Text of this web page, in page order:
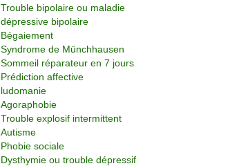
Trouble bipolaire ou maladie
dépressive bipolaire
Bégaiement
Syndrome de Münchhausen
Sommeil réparateur en 7 jours
Prédiction affective
ludomanie
Agoraphobie
Trouble explosif intermittent
Autisme
Phobie sociale
Dysthymie ou trouble dépressif